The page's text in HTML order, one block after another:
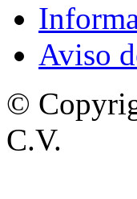
Aviso
©
C.V.